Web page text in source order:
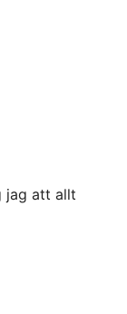
jag att allt